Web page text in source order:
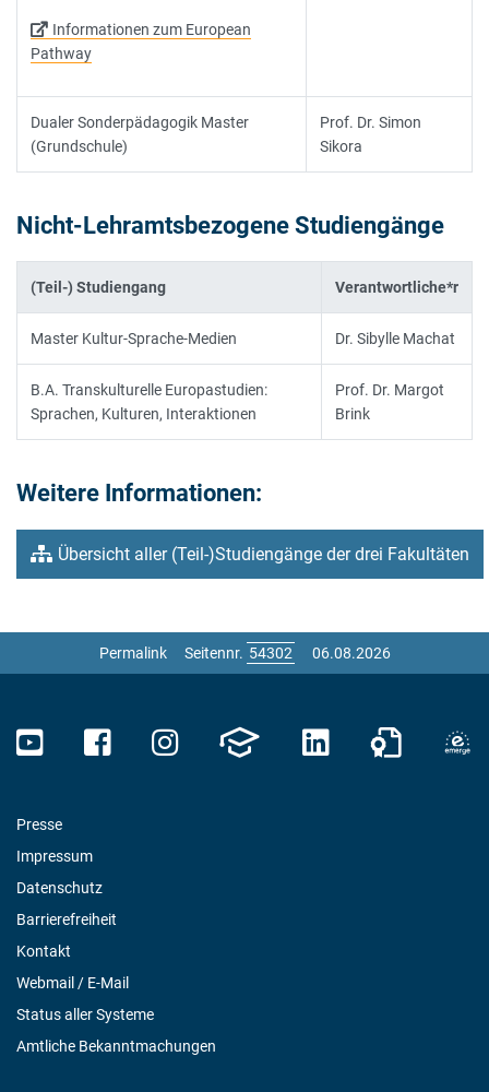
Informationen zum European
Pathway
Dualer Sonderpädagogik Master
(Grundschule)
Prof. Dr. Simon
Sikora
Nicht-Lehramtsbezogene Studiengänge
(Teil-) Studiengang Verantwortliche*r
Master Kultur-Sprache-Medien Dr. Sibylle Machat
B.A. Transkulturelle Europastudien:
Sprachen, Kulturen, Interaktionen
Prof. Dr. Margot
Brink
Weitere Informationen:
Übersicht aller (Teil-)Studiengänge der drei Fakultäten
Permalink Seitennr. 06.08.2026
Presse
Impressum
Datenschutz
Barrierefreiheit
Kontakt
Webmail / E-Mail
Status aller Systeme
Amtliche Bekanntmachungen